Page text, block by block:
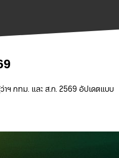
ฯ กทม. และ ส.ก. 2569 อัปเดตแบบ